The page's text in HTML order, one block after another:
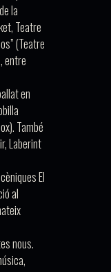
la
Teatre
(Teatre
entre
en
També
,Laberint
El
al
nous.